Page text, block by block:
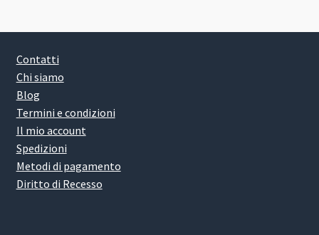
Contatti
Chi siamo
Blog
Termini e condizioni
Il mio account
Spedizioni
Metodi di pagamento
Diritto di Recesso